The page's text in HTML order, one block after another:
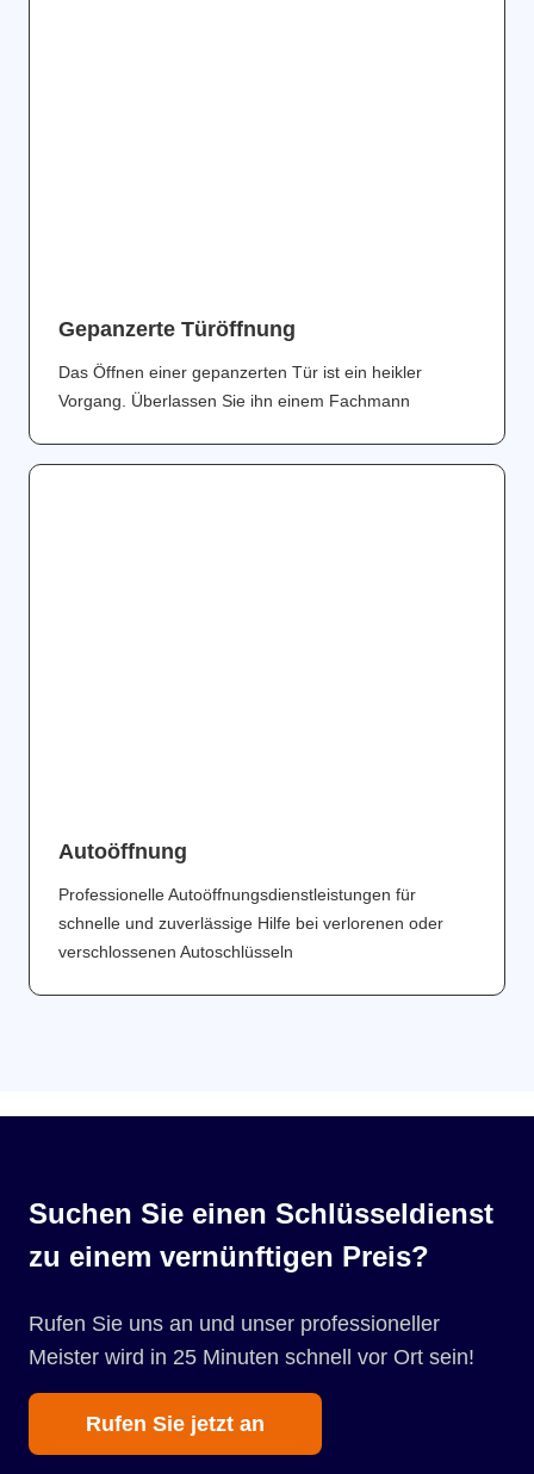
Gepanzerte Türöffnung
Das Öffnen einer gepanzerten Tür ist ein heikler
Vorgang. Überlassen Sie ihn einem Fachmann
Аutoöffnung
Professionelle Autoöffnungsdienstleistungen für
schnelle und zuverlässige Hilfe bei verlorenen oder
verschlossenen Autoschlüsseln
Suchen Sie einen Schlüsseldienst
zu einem vernünftigen Preis?
Rufen Sie uns an und unser professioneller
Meister wird in 25 Minuten schnell vor Ort sein!
Rufen Sie jetzt an